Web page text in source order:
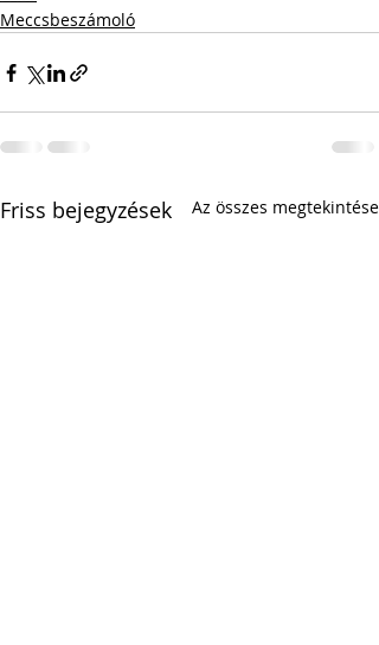
Meccsbeszámoló
Friss bejegyzések Az összes megtekintése